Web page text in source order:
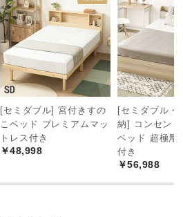
[セミダブル] 宮付きすの
こベッド プレミアムマッ
トレス付き
￥48,998
[セミダブル・
納] コンセン
ベッド 超極厚
付き
￥56,988